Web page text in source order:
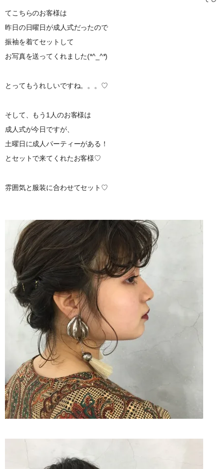
てこちらのお客様は
昨日の日曜日が成人式だったので
振袖を着てセットして
お写真を送ってくれました(*^_^*)
とってもうれしいですね。。。♡
そして、もう1人のお客様は
成人式が今日ですが、
土曜日に成人パーティーがある！
とセットで来てくれたお客様♡
雰囲気と服装に合わせてセット♡